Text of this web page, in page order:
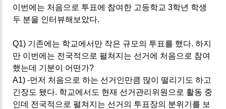
이번에는 처음으로 투표에 참여한 고등학교3학년 학생
두 분을 인터뷰해보았다.
Q1) 기존에는 학교에서만 작은 규모의 투표를 했다.하지
만 이번에는 전국적으로 펼쳐지는 선거에 처음으로 참여
했는데 기분이 어떤가?
A1) -먼저 처음으로 하는 선거인만큼 많이 떨리기도 하고
긴장도 됐다. 학교에서도 현재 선거관리위원으로 활동 중
인데 전국적으로 펼쳐지는 선거의 투표장의 분위기를 보